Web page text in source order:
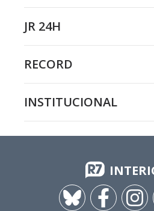
JR 24H
RECORD
INSTITUCIONAL